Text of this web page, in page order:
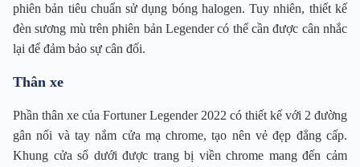
phiên bản tiêu chuẩn sử dụng bóng halogen. Tuy nhiên, thiết kế
đèn sương mù trên phiên bản Legender có thể cần được cân nhắc
lại để đảm bảo sự cân đối.
Thân xe
Phần thân xe của Fortuner Legender 2022 có thiết kế với 2 đường
gân nổi và tay nắm cửa mạ chrome, tạo nên vẻ đẹp đẳng cấp.
Khung cửa sổ dưới được trang bị viền chrome mang đến cảm